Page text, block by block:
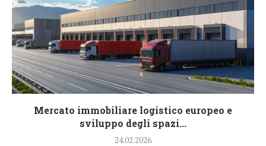
Mercato immobiliare logistico europeo e
sviluppo degli spazi...
24.02.2026